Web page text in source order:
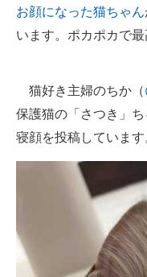
ITの今と未来を見通す
進化するPCとデバイス
好きが集まる 比べて選
ビジネスと働き方のヒン
AI活用のいまが分かる
企業ITのトレンドを詳説
経営リーダーのコミュ
お顔になった猫ちゃん
います。ポカポカで
猫好き主婦のちか（
保護猫の「さつき」
寝顔を投稿しています